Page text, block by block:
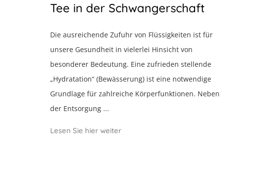
Tee in der Schwangerschaft
Die ausreichende Zufuhr von Flüssigkeiten ist für
unsere Gesundheit in vielerlei Hinsicht von
besonderer Bedeutung. Eine zufrieden stellende
„Hydratation“ (Bewässerung) ist eine notwendige
Grundlage für zahlreiche Körperfunktionen. Neben
der Entsorgung ...
Lesen Sie hier weiter